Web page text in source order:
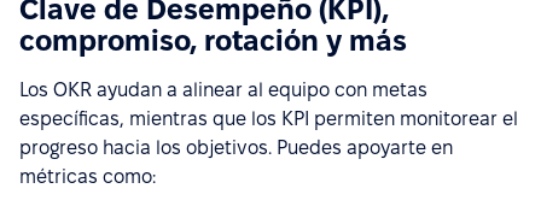
Clave de Desempeño (KPI),
compromiso, rotación y más
Los OKR ayudan a alinear al equipo con metas
específicas, mientras que los KPI permiten monitorear el
progreso hacia los objetivos. Puedes apoyarte en
métricas como: